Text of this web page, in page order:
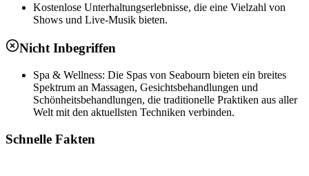
Kostenlose Unterhaltungserlebnisse, die eine Vielzahl von
Shows und Live-Musik bieten.
Nicht Inbegriffen
Spa & Wellness: Die Spas von Seabourn bieten ein breites
Spektrum an Massagen, Gesichtsbehandlungen und
Schönheitsbehandlungen, die traditionelle Praktiken aus aller
Welt mit den aktuellsten Techniken verbinden.
Schnelle Fakten